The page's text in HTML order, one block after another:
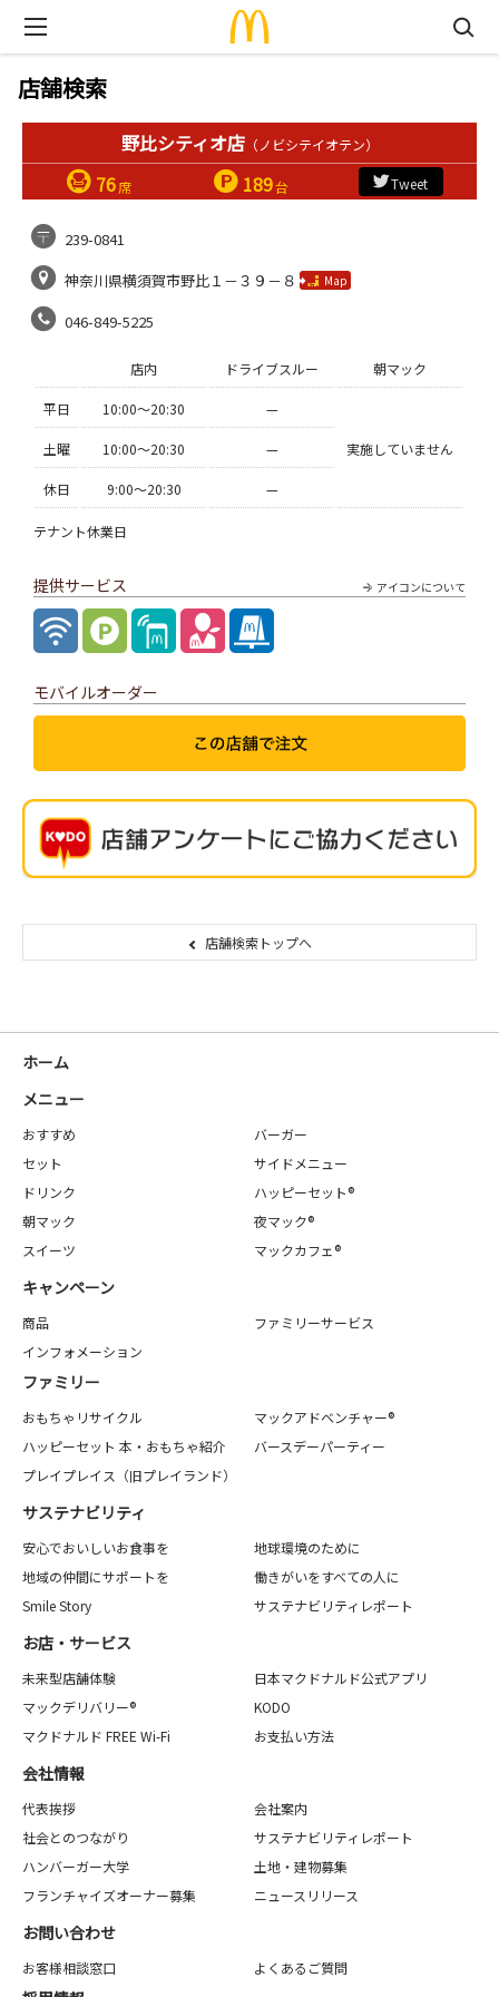
店舗検索
野比シティオ店（ノビシテイオテン）
76席 189台 Tweet
239-0841
神奈川県横須賀市野比１－３９－８
Map
046-849-5225
店内 ドライブスルー 朝マック
平日 10:00〜20:30 —
実施していません
土曜 10:00〜20:30 —
休日 9:00〜20:30 —
テナント休業日
アイコンについて
提供サービス
モバイルオーダー
店舗検索トップへ
ホーム
メニュー
おすすめ
バーガー
セット
サイドメニュー
ドリンク
ハッピーセット®
朝マック
夜マック®
スイーツ
マックカフェ®
キャンペーン
商品
ファミリーサービス
インフォメーション
ファミリー
おもちゃリサイクル
マックアドベンチャー®
ハッピーセット 本・おもちゃ紹介
バースデーパーティー
プレイプレイス（旧プレイランド）
サステナビリティ
安心でおいしいお食事を
地球環境のために
地域の仲間にサポートを
働きがいをすべての人に
Smile Story
サステナビリティレポート
お店・サービス
未来型店舗体験
日本マクドナルド公式アプリ
マックデリバリー®
KODO
マクドナルド FREE Wi-Fi
お支払い方法
会社情報
代表挨拶
会社案内
社会とのつながり
サステナビリティレポート
ハンバーガー大学
土地・建物募集
フランチャイズオーナー募集
ニュースリリース
お問い合わせ
お客様相談窓口 よくあるご質問